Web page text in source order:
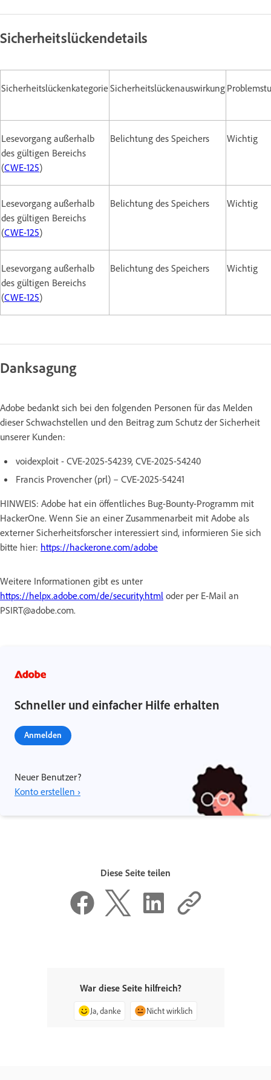
Sicherheitslückendetails
SicherheitslückenkategorieSicherheitslückenauswirkung
Lesevorgang außerhalb
des gültigen Bereichs
(CWE-125)
Belichtung des Speichers Wichtig
Lesevorgang außerhalb
des gültigen Bereichs
(CWE-125)
Belichtung des Speichers Wichtig
Lesevorgang außerhalb
des gültigen Bereichs
(CWE-125)
Belichtung des Speichers Wichtig
Danksagung
Adobe bedankt sich bei den folgenden Personen für das Melden
dieser Schwachstellen und den Beitrag zum Schutz der Sicherheit
unserer Kunden:
voidexploit - CVE-2025-54239, CVE-2025-54240
Francis Provencher (prl) – CVE-2025-54241
HINWEIS: Adobe hat ein öffentliches Bug-Bounty-Programm mit
HackerOne. Wenn Sie an einer Zusammenarbeit mit Adobe als
externer Sicherheitsforscher interessiert sind, informieren Sie sich
bitte hier: https://hackerone.com/adobe
Weitere Informationen gibt es unter
https://helpx.adobe.com/de/security.html oder per E-Mail an
PSIRT@adobe.com.
Schneller und einfacher Hilfe erhalten
Anmelden
Neuer Benutzer?
Konto erstellen ›
Diese Seite teilen
War diese Seite hilfreich?
Ja, danke Nicht wirklich